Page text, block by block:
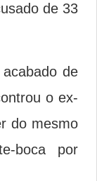
de 33
de
o ex-
do mesmo
boca por